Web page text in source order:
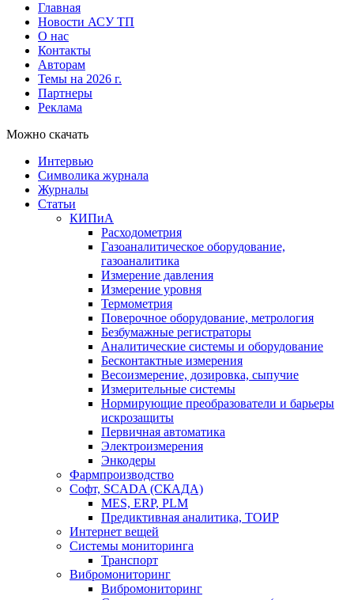
Главная
Новости АСУ ТП
О нас
Контакты
Авторам
Темы на 2026 г.
Партнеры
Реклама
Можно скачать
Интервью
Символика журнала
Журналы
Статьи
КИПиА
Расходометрия
Газоаналитическое оборудование,
газоаналитика
Измерение давления
Измерение уровня
Термометрия
Поверочное оборудование, метрология
Безбумажные регистраторы
Аналитические системы и оборудование
Бесконтактные измерения
Весоизмерение, дозировка, сыпучие
Измерительные системы
Нормирующие преобразователи и барьеры
искрозащиты
Первичная автоматика
Электроизмерения
Энкодеры
Фармпроизводство
Софт, SCADA (СКАДА)
MES, ERP, PLM
Предиктивная аналитика, ТОИР
Интернет вещей
Системы мониторинга
Транспорт
Вибромониторинг
Вибромониторинг